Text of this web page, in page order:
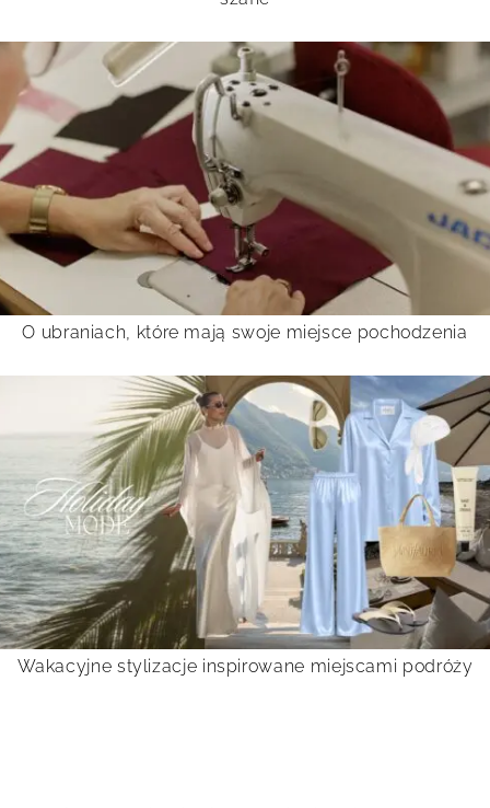
O ubraniach, które mają swoje miejsce pochodzenia
Wakacyjne stylizacje inspirowane miejscami podróży